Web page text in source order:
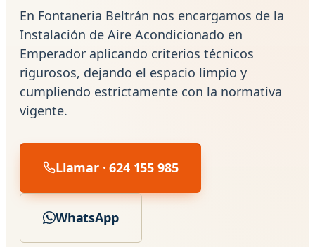
En Fontaneria Beltrán nos encargamos de la
Instalación de Aire Acondicionado en
Emperador aplicando criterios técnicos
rigurosos, dejando el espacio limpio y
cumpliendo estrictamente con la normativa
vigente.
Llamar · 624 155 985
WhatsApp